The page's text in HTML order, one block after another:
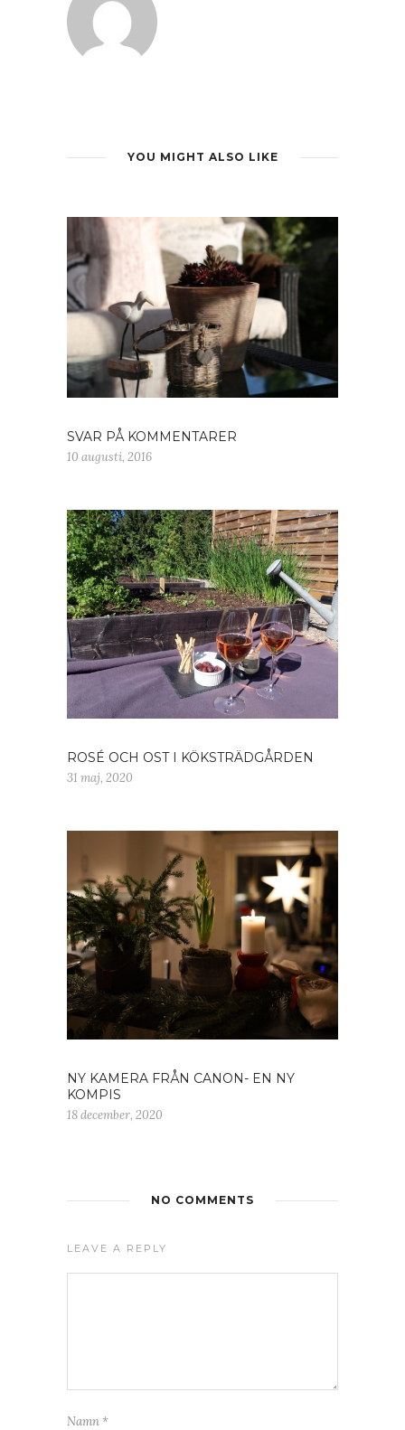
YOU MIGHT ALSO LIKE
SVAR PÅ KOMMENTARER
10 augusti, 2016
ROSÉ OCH OST I KÖKSTRÄDGÅRDEN
31 maj, 2020
NY KAMERA FRÅN CANON- EN NY
KOMPIS
18 december, 2020
NO COMMENTS
LEAVE A REPLY
Namn *